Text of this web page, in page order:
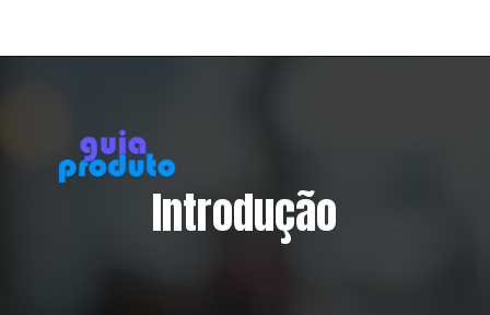
Introdução